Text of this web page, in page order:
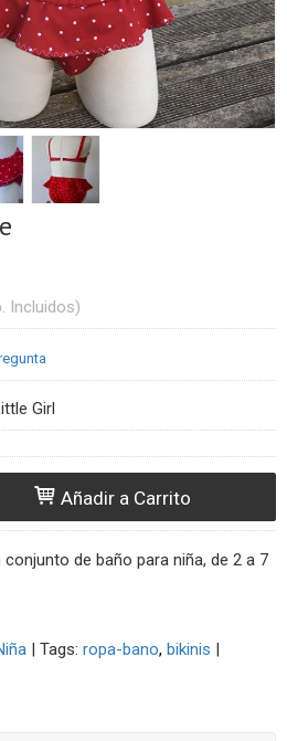
Incluidos)
Girl
Añadir a Carrito
de baño para niña, de 2 a 7
| Tags: ropa-bano bikinis |